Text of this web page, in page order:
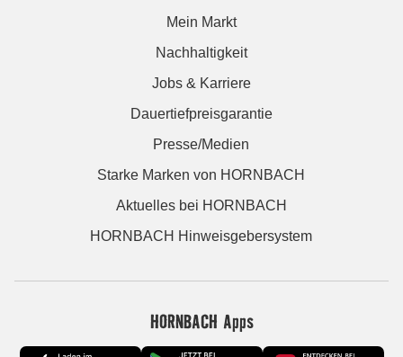
Mein Markt
Nachhaltigkeit
Jobs & Karriere
Dauertiefpreisgarantie
Presse/Medien
Starke Marken von HORNBACH
Aktuelles bei HORNBACH
HORNBACH Hinweisgebersystem
HORNBACH Apps